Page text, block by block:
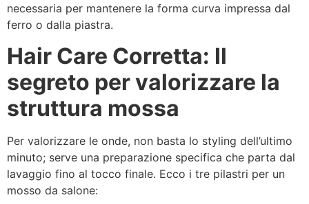
necessaria per mantenere la forma curva impressa dal
ferro o dalla piastra.
Hair Care Corretta: Il
segreto per valorizzare la
struttura mossa
Per valorizzare le onde, non basta lo styling dell’ultimo
minuto; serve una preparazione specifica che parta dal
lavaggio fino al tocco finale. Ecco i tre pilastri per un
mosso da salone: